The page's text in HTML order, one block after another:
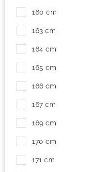
160 cm
163 cm
164 cm
165 cm
166 cm
167 cm
169 cm
170 cm
171 cm